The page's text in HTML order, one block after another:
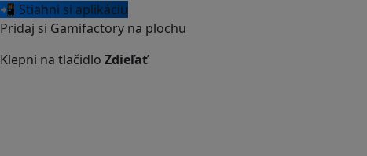
📲 Stiahni si aplikáciu
Pridaj si Gamifactory na plochu
Klepni na tlačidlo Zdieľať